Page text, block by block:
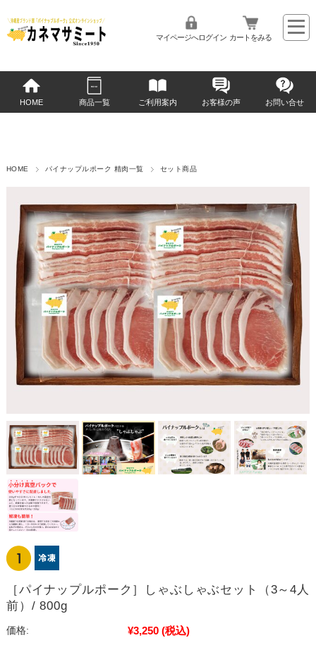
マイページへログイン カートをみる
HOME 商品一覧 ご利用案内 お客様の声 お問い合せ
HOME パイナップルポーク 精肉一覧 セット商品
［パイナップルポーク］しゃぶしゃぶセット（3～4人
前）/ 800g
価格: ¥3,250 (税込)